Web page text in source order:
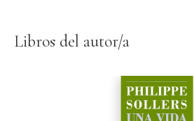
Libros del autor/a